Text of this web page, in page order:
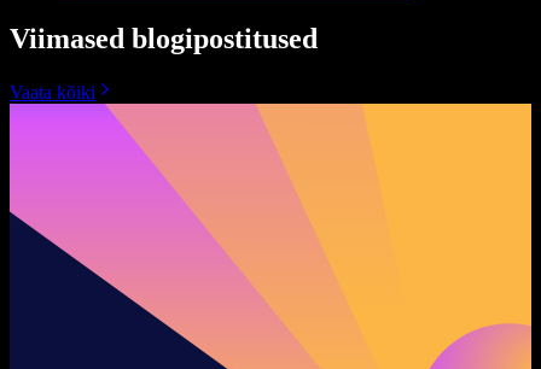
Viimased blogipostitused
Vaata kõiki